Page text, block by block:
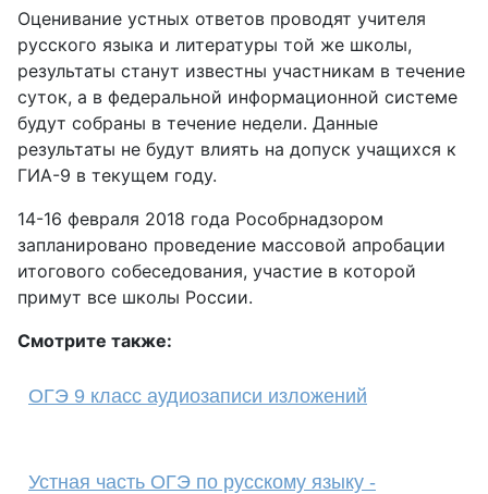
Оценивание устных ответов проводят учителя
русского языка и литературы той же школы,
результаты станут известны участникам в течение
суток, а в федеральной информационной системе
будут собраны в течение недели. Данные
результаты не будут влиять на допуск учащихся к
ГИА-9 в текущем году.
14-16 февраля 2018 года Рособрнадзором
запланировано проведение массовой апробации
итогового собеседования, участие в которой
примут все школы России.
Смотрите также:
ОГЭ 9 класс аудиозаписи изложений
Устная часть ОГЭ по русскому языку -